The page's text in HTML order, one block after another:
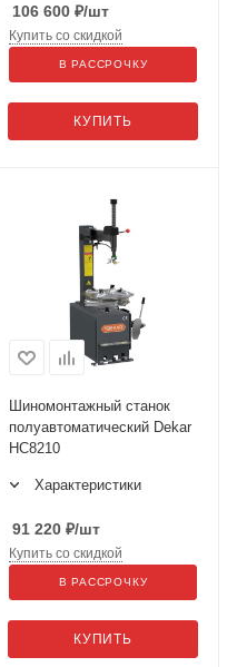
106 600 ₽/шт
КУПИТЬ
Купить со скидкой
В РАССРОЧКУ
Шиномонтажный станок
полуавтоматический Dekar
HC8210
Характеристики
91 220 ₽/шт
КУПИТЬ
Купить со скидкой
В РАССРОЧКУ